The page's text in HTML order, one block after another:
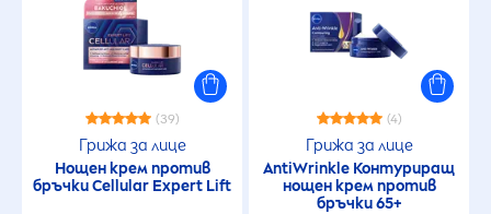
15
30
(39)
Грижа за лице
Нощен крем против
бръчкиCellular Expert Lift
(4)
Грижа за лице
AntiWrinkle Контуриращ
нощен крем против
бръчки 65+